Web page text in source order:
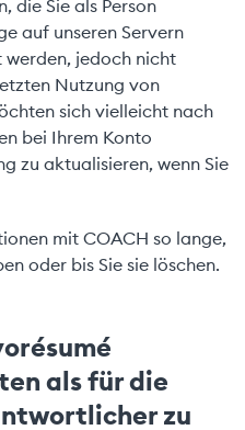
die Sie als Person
auf unseren Servern
jedoch nicht
Nutzung von
sich vielleicht nach
bei Ihrem Konto
zu aktualisieren, wenn Sie
mit COACH so lange,
oder bis Sie sie löschen.
als für die
zu